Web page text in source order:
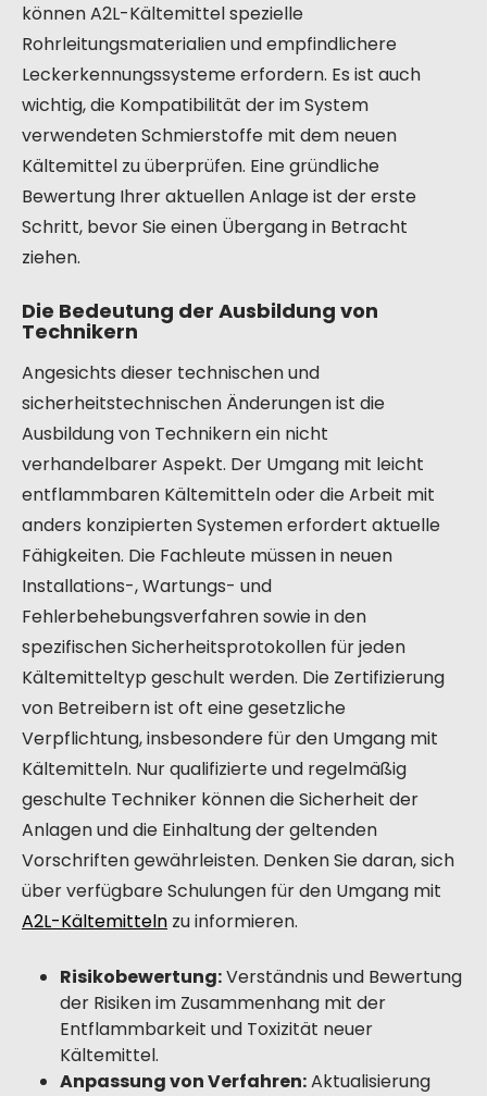
können A2L-Kältemittel spezielle
Rohrleitungsmaterialien und empfindlichere
Leckerkennungssysteme erfordern. Es ist auch
wichtig, die Kompatibilität der im System
verwendeten Schmierstoffe mit dem neuen
Kältemittel zu überprüfen. Eine gründliche
Bewertung Ihrer aktuellen Anlage ist der erste
Schritt, bevor Sie einen Übergang in Betracht
ziehen.
Die Bedeutung der Ausbildung von
Technikern
Angesichts dieser technischen und
sicherheitstechnischen Änderungen ist die
Ausbildung von Technikern ein nicht
verhandelbarer Aspekt. Der Umgang mit leicht
entflammbaren Kältemitteln oder die Arbeit mit
anders konzipierten Systemen erfordert aktuelle
Fähigkeiten. Die Fachleute müssen in neuen
Installations-, Wartungs- und
Fehlerbehebungsverfahren sowie in den
spezifischen Sicherheitsprotokollen für jeden
Kältemitteltyp geschult werden. Die Zertifizierung
von Betreibern ist oft eine gesetzliche
Verpflichtung, insbesondere für den Umgang mit
Kältemitteln. Nur qualifizierte und regelmäßig
geschulte Techniker können die Sicherheit der
Anlagen und die Einhaltung der geltenden
Vorschriften gewährleisten. Denken Sie daran, sich
über verfügbare Schulungen für den Umgang mit
A2L-Kältemitteln zu informieren.
Risikobewertung:Verständnis und Bewertung
der Risiken im Zusammenhang mit der
Entflammbarkeit und Toxizität neuer
Kältemittel.
Anpassung von Verfahren:Aktualisierung